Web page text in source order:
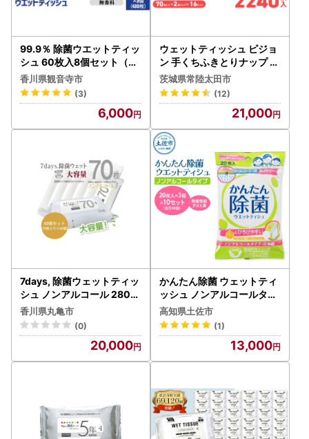
99.9％ 除菌ウエットティッ
シュ 60枚入8個セット（48
0枚）
香川県観音寺市
(3)
6,000
ウェットティッシュ ピジョ
ン 手くちふきとりナップ 3
2パック 70枚入 おくちふき
赤ちゃん
茨城県常陸太田市
(12)
21,000
7days, 除菌ウェットティッ
シュ ノンアルコール 2800
枚 70枚×40個 日用品 日用
品 ウェットティッシュ
香川県丸亀市
(0)
20,000
かんたん除菌 ウェットティ
ッシュ ノンアルコールタイ
プ 20枚入り×3P×10セット
(合計30個) 高知県土佐市
【テンポイント株式会社】
高知県土佐市
(1)
13,000